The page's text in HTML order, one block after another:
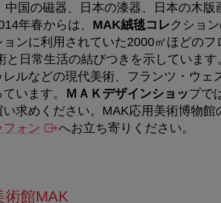
中国の磁器、日本の漆器、日本の木版
年春からは、 MAK絨毯コレクショ
ンに利用されていた2000㎡ほどのフ
と日常生活の結びつきを示していま
ルなどの現代美術、フランツ・ウェ
います。
ＭＡＫデザインショップで
求めください。MAK応用美術博物館
フォン へお立ち寄りください。
術館MAK